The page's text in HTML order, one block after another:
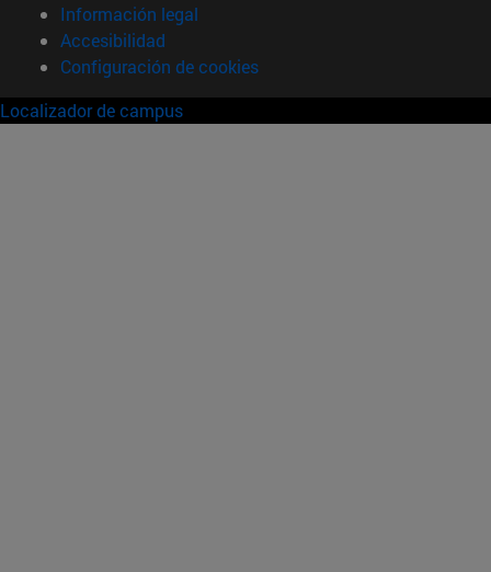
Información legal
Accesibilidad
Configuración de cookies
Localizador de campus